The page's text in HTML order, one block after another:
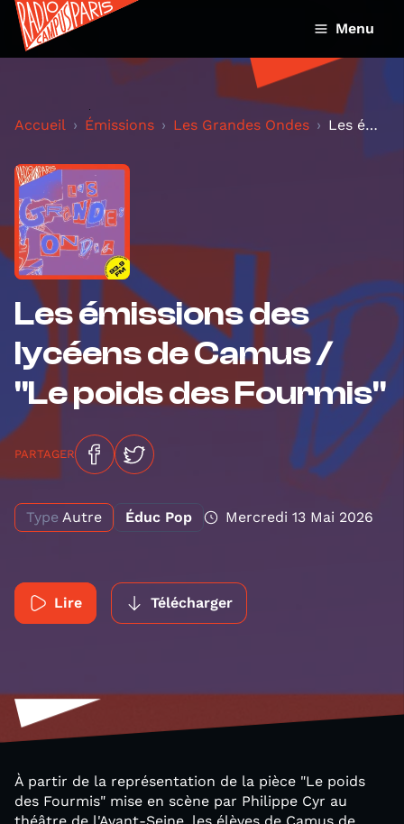
Menu
Accueil Émissions Les Grandes Ondes Les émissions des lycéens de Camus / "Le poids des...
Les émissions des
lycéens de Camus /
"Le poids des Fourmis"
PARTAGER
Type Autre Éduc Pop Mercredi 13 Mai 2026
Lire Télécharger
À partir de la représentation de la pièce "Le poids
des Fourmis" mise en scène par Philippe Cyr au